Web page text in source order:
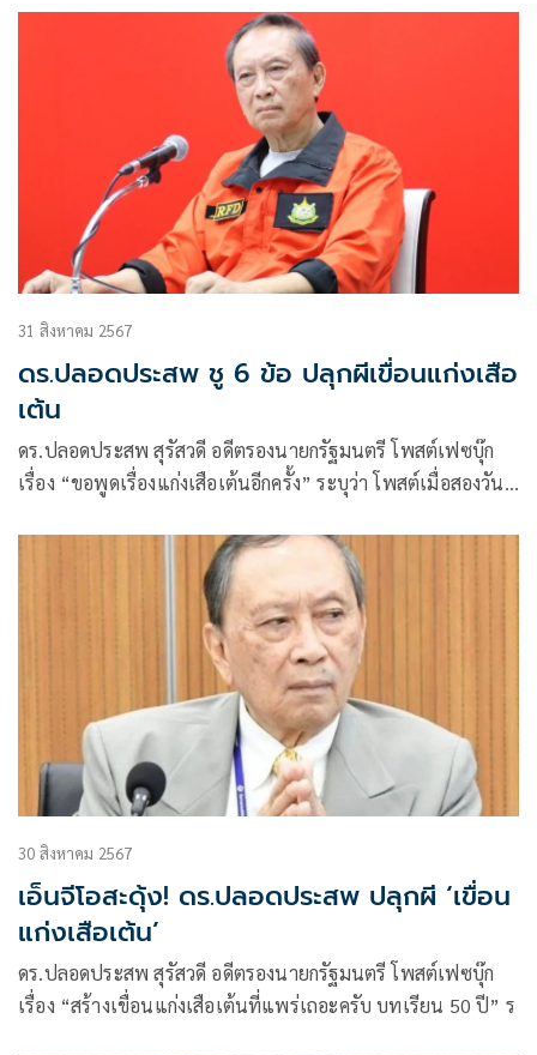
31 สิงหาคม 2567
ดร.ปลอดประสพ ชู 6 ข้อ ปลุกผีเขื่อนแก่งเสือ
เต้น
ดร.ปลอดประสพ สุรัสวดี อดีตรองนายกรัฐมนตรี โพสต์เฟซบุ๊ก
เรื่อง “ขอพูดเรื่องแก่งเสือเต้นอีกครั้ง” ระบุว่า โพสต์เมื่อสองวันที่
30 สิงหาคม 2567
เอ็นจีโอสะดุ้ง! ดร.ปลอดประสพ ปลุกผี ‘เขื่อน
แก่งเสือเต้น’
ดร.ปลอดประสพ สุรัสวดี อดีตรองนายกรัฐมนตรี โพสต์เฟซบุ๊ก
เรื่อง “สร้างเขื่อนแก่งเสือเต้นที่แพร่เถอะครับ บทเรียน 50 ปี” ร